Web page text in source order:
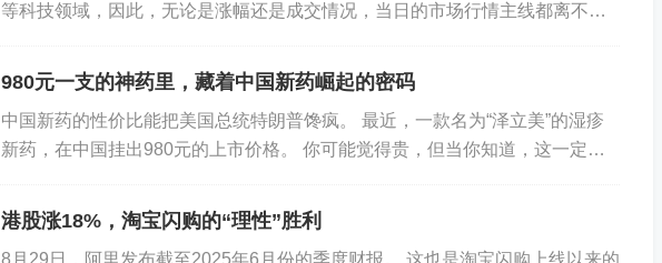
等科技领域，因此，无论是涨幅还是成交情况，当日的市场行情主线都离不
980元一支的神药里，藏着中国新药崛起的密码
中国新药的性价比能把美国总统特朗普馋疯。 最近，一款名为“泽立美”的湿疹
新药，在中国挂出980元的上市价格。 你可能觉得贵，但当你知道，这一定价
港股涨18%，淘宝闪购的“理性”胜利
8月29日，阿里发布截至2025年6月份的季度财报。 这也是淘宝闪购上线以来的